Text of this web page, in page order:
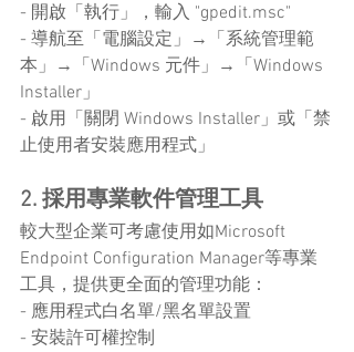
- 開啟「執行」，輸入 "gpedit.msc"
- 導航至「電腦設定」→「系統管理範
本」→「Windows 元件」→「Windows
Installer」
- 啟用「關閉 Windows Installer」或「禁
止使用者安裝應用程式」
2. 採用專業軟件管理工具
較大型企業可考慮使用如Microsoft
Endpoint Configuration Manager等專業
工具，提供更全面的管理功能：
- 應用程式白名單/黑名單設置
- 安裝許可權控制